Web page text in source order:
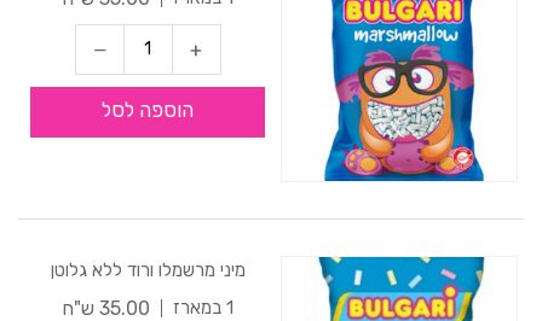
הוספה לסל
מיני מרשמלו ורוד ללא גלוטן
1 במארז
35.00 ש"ח